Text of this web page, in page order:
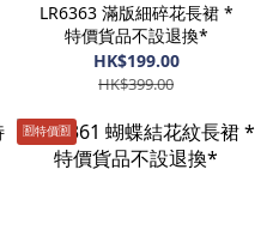
LR6363 滿版細碎花長裙 *
特價貨品不設退換*
HK$199.00
HK$399.00
🈹️特價🈹️